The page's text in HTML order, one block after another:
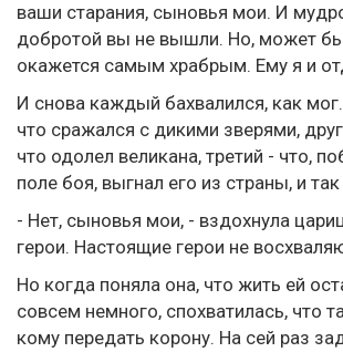
ваши старания, сыновья мои. И
добротой вы не вышли. Но, может
окажется самым храбрым. Ему я и
И снова каждый бахвалился, как
что сражался с дикими зверями,
что одолел великана, третий - что,
поле боя, выгнал его из страны, и
- Нет, сыновья мои, - вздохнула
герои. Настоящие герои не
Но когда поняла она, что жить ей
совсем немного, спохватилась, что
кому передать корону. На сей раз